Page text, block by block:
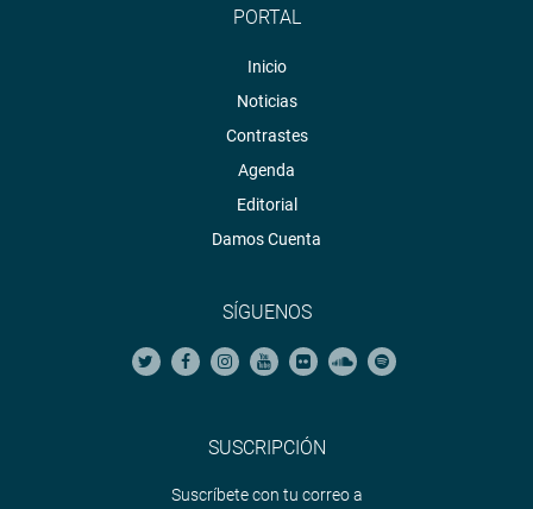
PORTAL
Inicio
Noticias
Contrastes
Agenda
Editorial
Damos Cuenta
SÍGUENOS
SUSCRIPCIÓN
Suscríbete con tu correo a